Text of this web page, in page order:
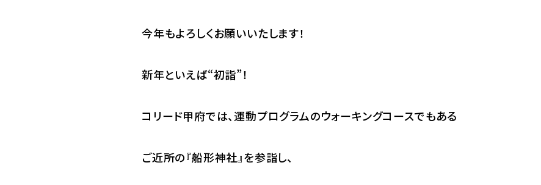
今年もよろしくお願いいたします！
新年といえば“初詣”！
コリード甲府では、運動プログラムのウォーキングコースでもある
ご近所の『船形神社』を参詣し、